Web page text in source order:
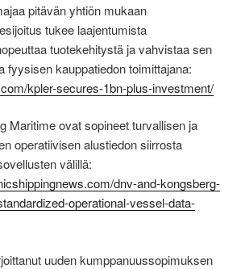
pitävän yhtiön mukaan
tukee laajentumista
tuotekehitystä ja vahvistaa sen
fyysisen kauppatiedon toimittajana:
kpler-secures-1bn-plus-investment/
Maritime ovat sopineet turvallisen ja
operatiivisen alustiedon siirrosta
välillä:
dnv-and-kongsberg-
operational-vessel-data-
uuden kumppanuussopimuksen